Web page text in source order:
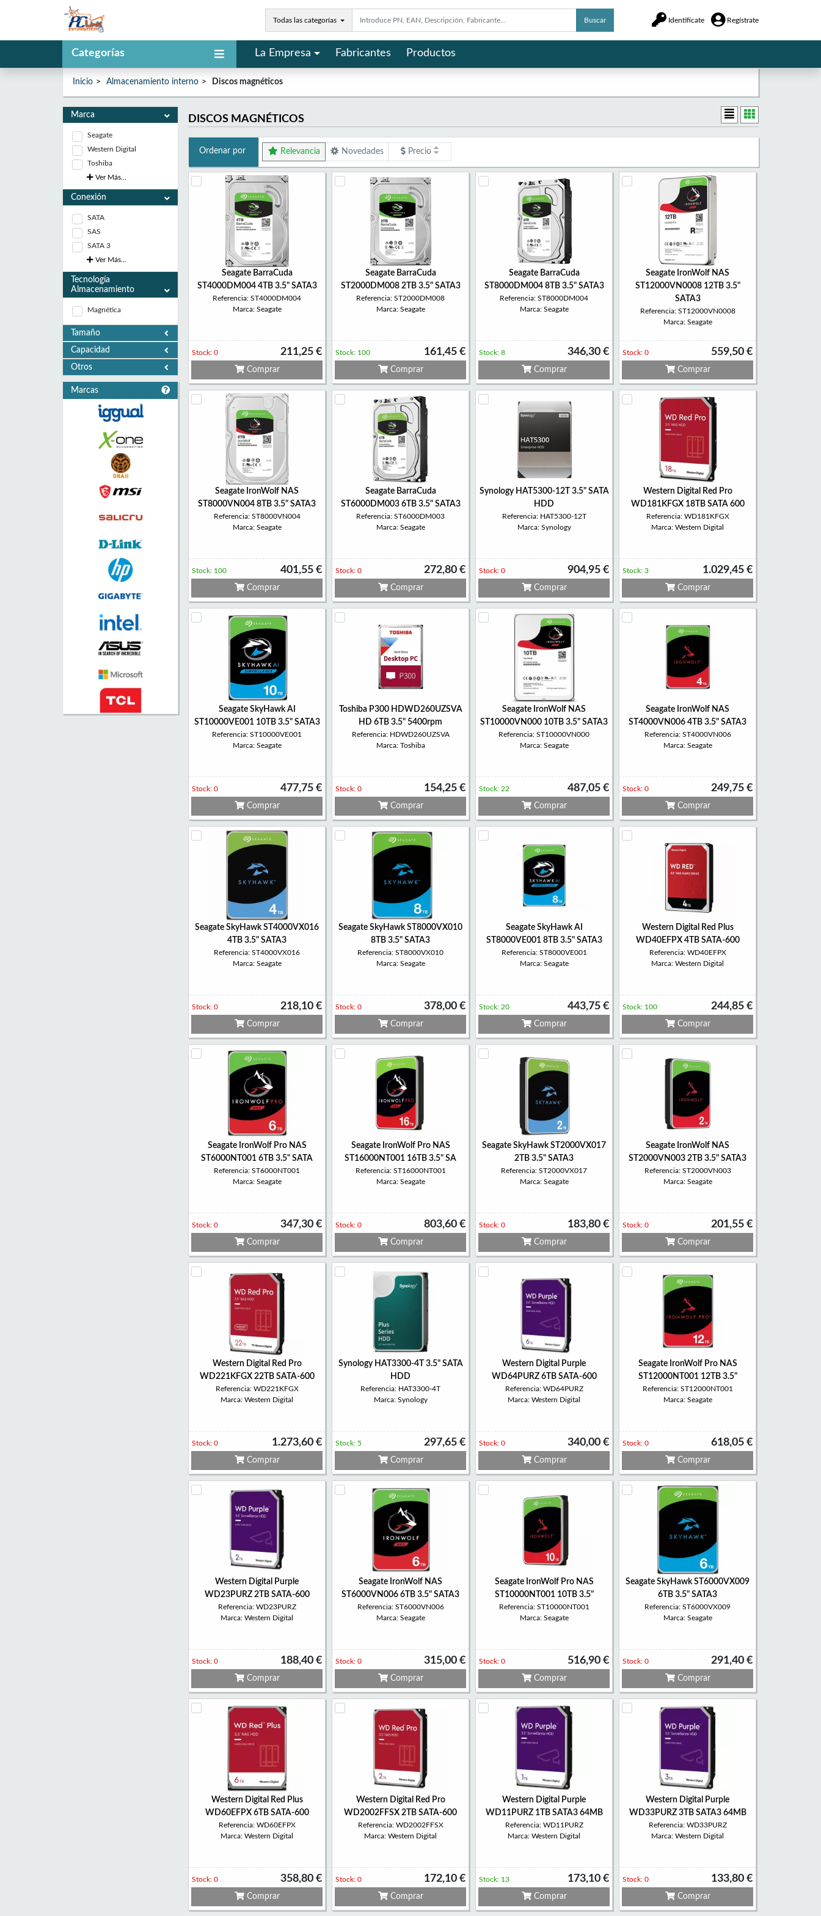
Todas las categorías Buscar Identifícate Regístrate
Categorías La Empresa Fabricantes Productos
Inicio Almacenamiento interno Discos magnéticos
Marca
Seagate
Western Digital
Toshiba
Ver Más...
Conexión
SATA
SAS
SATA 3
Ver Más...
Tecnología
Almacenamiento
Magnética
Tamaño
Capacidad
Otros
Marcas
DISCOS MAGNÉTICOS
Ordenar por Relevancia Novedades Precio
Seagate BarraCuda
ST4000DM004 4TB 3.5" SATA3
Referencia: ST4000DM004
Marca: Seagate
211,25 €
Stock: 0
Comprar
Seagate BarraCuda
ST2000DM008 2TB 3.5" SATA3
Referencia: ST2000DM008
Marca: Seagate
161,45 €
Stock: 100
Comprar
Seagate BarraCuda
ST8000DM004 8TB 3.5" SATA3
Referencia: ST8000DM004
Marca: Seagate
346,30 €
Stock: 8
Comprar
Seagate IronWolf NAS
ST12000VN0008 12TB 3.5"
SATA3
Referencia: ST12000VN0008
Marca: Seagate
559,50 €
Stock: 0
Comprar
Seagate IronWolf NAS
ST8000VN004 8TB 3.5" SATA3
Referencia: ST8000VN004
Marca: Seagate
401,55 €
Stock: 100
Comprar
Seagate BarraCuda
ST6000DM003 6TB 3.5" SATA3
Referencia: ST6000DM003
Marca: Seagate
272,80 €
Stock: 0
Comprar
Synology HAT5300-12T 3.5" SATA
HDD
Referencia: HAT5300-12T
Marca: Synology
904,95 €
Stock: 0
Comprar
Western Digital Red Pro
WD181KFGX 18TB SATA 600
Referencia: WD181KFGX
Marca: Western Digital
1.029,45 €
Stock: 3
Comprar
Seagate SkyHawk AI
ST10000VE001 10TB 3.5" SATA3
Referencia: ST10000VE001
Marca: Seagate
477,75 €
Stock: 0
Comprar
Toshiba P300 HDWD260UZSVA
HD 6TB 3.5" 5400rpm
Referencia: HDWD260UZSVA
Marca: Toshiba
154,25 €
Stock: 0
Comprar
Seagate IronWolf NAS
ST10000VN000 10TB 3.5" SATA3
Referencia: ST10000VN000
Marca: Seagate
487,05 €
Stock: 22
Comprar
Seagate IronWolf NAS
ST4000VN006 4TB 3.5" SATA3
Referencia: ST4000VN006
Marca: Seagate
249,75 €
Stock: 0
Comprar
Seagate SkyHawk ST4000VX016
4TB 3.5" SATA3
Referencia: ST4000VX016
Marca: Seagate
218,10 €
Stock: 0
Comprar
Seagate SkyHawk ST8000VX010
8TB 3.5" SATA3
Referencia: ST8000VX010
Marca: Seagate
378,00 €
Stock: 0
Comprar
Seagate SkyHawk AI
ST8000VE001 8TB 3.5" SATA3
Referencia: ST8000VE001
Marca: Seagate
443,75 €
Stock: 20
Comprar
Western Digital Red Plus
WD40EFPX 4TB SATA-600
Referencia: WD40EFPX
Marca: Western Digital
244,85 €
Stock: 100
Comprar
Seagate IronWolf Pro NAS
ST6000NT001 6TB 3.5" SATA
Referencia: ST6000NT001
Marca: Seagate
347,30 €
Stock: 0
Comprar
Seagate IronWolf Pro NAS
ST16000NT001 16TB 3.5" SA
Referencia: ST16000NT001
Marca: Seagate
803,60 €
Stock: 0
Comprar
Seagate SkyHawk ST2000VX017
2TB 3.5" SATA3
Referencia: ST2000VX017
Marca: Seagate
183,80 €
Stock: 0
Comprar
Seagate IronWolf NAS
ST2000VN003 2TB 3.5" SATA3
Referencia: ST2000VN003
Marca: Seagate
201,55 €
Stock: 0
Comprar
Western Digital Red Pro
WD221KFGX 22TB SATA-600
Referencia: WD221KFGX
Marca: Western Digital
1.273,60 €
Stock: 0
Comprar
Synology HAT3300-4T 3.5" SATA
HDD
Referencia: HAT3300-4T
Marca: Synology
297,65 €
Stock: 5
Comprar
Western Digital Purple
WD64PURZ 6TB SATA-600
Referencia: WD64PURZ
Marca: Western Digital
340,00 €
Stock: 0
Comprar
Seagate IronWolf Pro NAS
ST12000NT001 12TB 3.5"
Referencia: ST12000NT001
Marca: Seagate
618,05 €
Stock: 0
Comprar
Western Digital Purple
WD23PURZ 2TB SATA-600
Referencia: WD23PURZ
Marca: Western Digital
188,40 €
Stock: 0
Comprar
Seagate IronWolf NAS
ST6000VN006 6TB 3.5" SATA3
Referencia: ST6000VN006
Marca: Seagate
315,00 €
Stock: 0
Comprar
Seagate IronWolf Pro NAS
ST10000NT001 10TB 3.5"
Referencia: ST10000NT001
Marca: Seagate
516,90 €
Stock: 0
Comprar
Seagate SkyHawk ST6000VX009
6TB 3.5" SATA3
Referencia: ST6000VX009
Marca: Seagate
291,40 €
Stock: 0
Comprar
Western Digital Red Plus
WD60EFPX 6TB SATA-600
Referencia: WD60EFPX
Marca: Western Digital
358,80 €
Stock: 0
Comprar
Western Digital Red Pro
WD2002FFSX 2TB SATA-600
Referencia: WD2002FFSX
Marca: Western Digital
172,10 €
Stock: 0
Comprar
Western Digital Purple
WD11PURZ 1TB SATA3 64MB
Referencia: WD11PURZ
Marca: Western Digital
173,10 €
Stock: 13
Comprar
Western Digital Purple
WD33PURZ 3TB SATA3 64MB
Referencia: WD33PURZ
Marca: Western Digital
133,80 €
Stock: 0
Comprar